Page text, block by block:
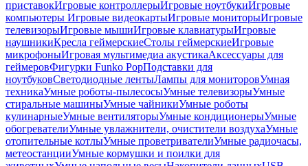
приставокИгровые контроллерыИгровые ноутбукиИгровые
компьютеры Игровые видеокартыИгровые мониторыИгровые
телевизорыИгровые мышиИгровые клавиатурыИгровые
наушникиКресла геймерскиеСтолы геймерскиеИгровые
микрофоныИгровая мультимедиа акустикаАксессуары для
геймеровФигурки Funko PopПодставки для
ноутбуковСветодиодные лентыЛампы для мониторовУмная
техникаУмные роботы-пылесосыУмные телевизорыУмные
стиральные машиныУмные чайникиУмные роботы
кулинарныеУмные вентиляторыУмные кондиционерыУмные
обогревателиУмные увлажнители, очистители воздухаУмные
отопительные котлыУмные проветривателиУмные радиочасы,
метеостанцииУмные кормушки и поилки для